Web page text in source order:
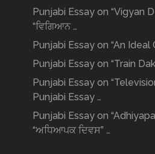
Punjabi Essay on “Vigyan
“ਵਿਗਿਆਨ …
Punjabi Essay on “An Ideal
Punjabi Essay on “Train
Punjabi Essay on
Punjabi Essay …
Punjabi Essay on
“ਅਧਿਆਪਕ ਦਿਵਸ” …